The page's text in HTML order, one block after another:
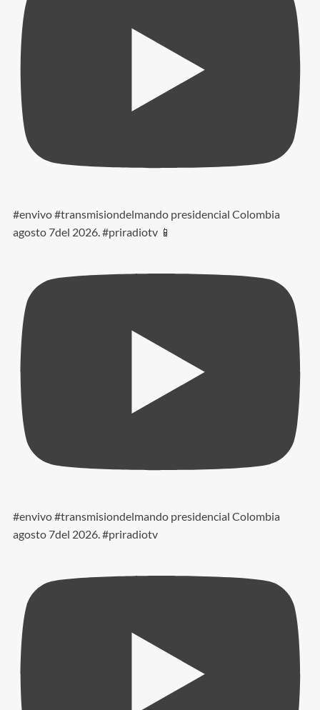
#envivo #transmisiondelmando presidencial Colombia
agosto 7del 2026. #priradiotv 📱
#envivo #transmisiondelmando presidencial Colombia
agosto 7del 2026. #priradiotv